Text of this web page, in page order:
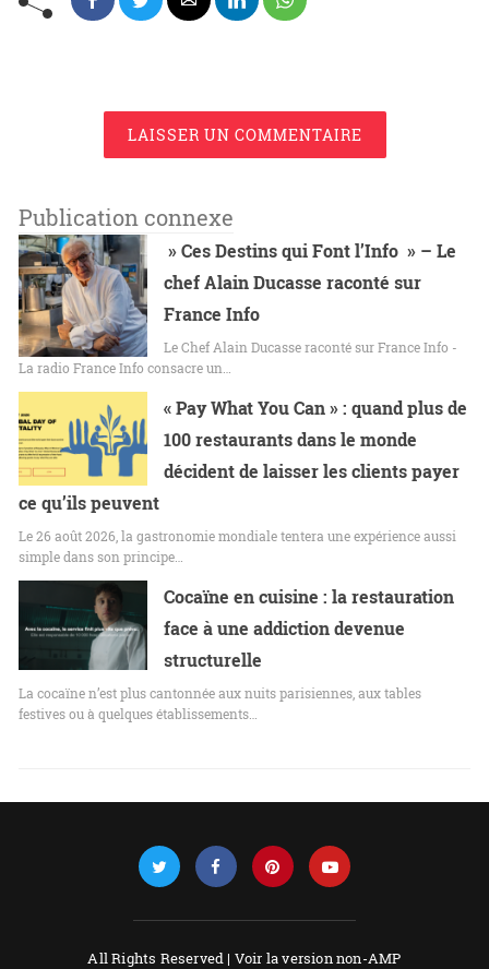
LAISSER UN COMMENTAIRE
Publication connexe
» Ces Destins qui Font l’Info » – Le
chef Alain Ducasse raconté sur
France Info
Le Chef Alain Ducasse raconté sur France Info -
La radio France Info consacre un…
« Pay What You Can » : quand plus de
100 restaurants dans le monde
décident de laisser les clients payer
ce qu’ils peuvent
Le 26 août 2026, la gastronomie mondiale tentera une expérience aussi
simple dans son principe…
Cocaïne en cuisine : la restauration
face à une addiction devenue
structurelle
La cocaïne n’est plus cantonnée aux nuits parisiennes, aux tables
festives ou à quelques établissements…
All Rights Reserved | Voir la version non-AMP